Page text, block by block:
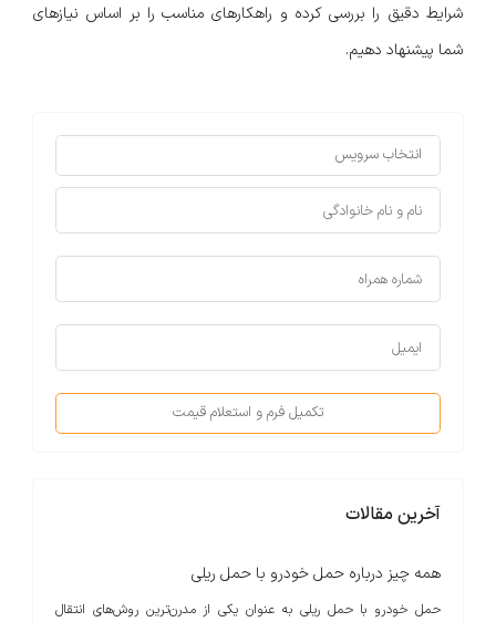
شرایط دقیق را بررسی کرده و راهکارهای مناسب را بر اساس نیازهای
شما پیشنهاد دهیم.
تکمیل فرم و استعلام قیمت
آخرین مقالات
همه چیز درباره حمل خودرو با حمل ریلی
حمل خودرو با حمل ریلی به عنوان یکی از مدرن‌ترین روش‌های انتقال